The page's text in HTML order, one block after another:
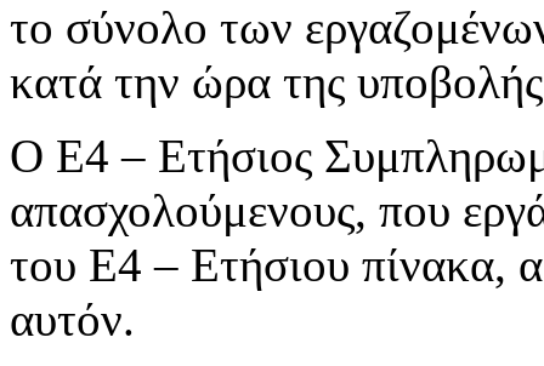
το σύνολο των
κατά την ώρα της
Ο Ε4 – Ετήσιος
απασχολούμενους, που
του Ε4 – Ετήσιου πίνακα,
αυτόν.